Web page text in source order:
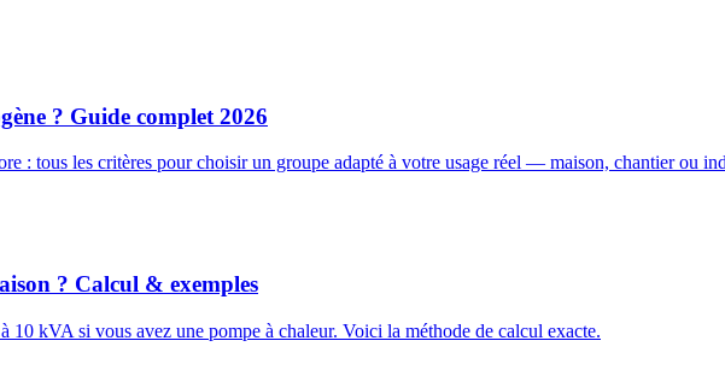
? Guide complet 2026
: tous les critères pour choisir un groupe adapté à votre usage réel — maison, chantier ou
? Calcul & exemples
10 kVA si vous avez une pompe à chaleur. Voici la méthode de calcul exacte.